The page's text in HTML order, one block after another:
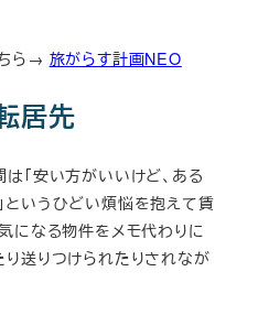
ら→ 旅がらす計画NEO
居先
「安い方がいいけど、ある
というひどい煩悩を抱えて賃
になる物件をメモ代わりに
送りつけられたりされなが